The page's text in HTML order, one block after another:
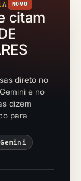
NOVO
citam
direto no
e no
dizem
para
Gemini